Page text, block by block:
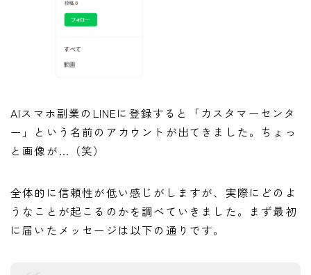
AIスマホ副業のLINEに登録すると「カスタマーセンタ
ー」という名前のアカウントが出てきました。ちょっ
と画像が…（笑）
全体的に信頼性が低い感じがしますが、実際にどのよ
うなことが起こるのかを調べていきました。まず最初
に届いたメッセージは以下の通りです。